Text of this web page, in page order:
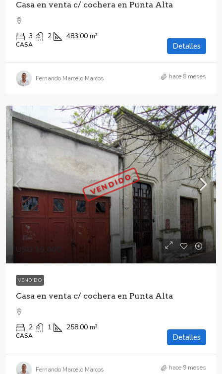
Casa en venta c/ cochera en Punta Alta
3 2 483.00 m²
CASA Detalles
Fernando Marcelo Marcos hace 8 meses
VENDIDO
VENDIDO
Casa en venta c/ cochera en Punta Alta
2 1 258.00 m²
CASA Detalles
Fernando Marcelo Marcos hace 9 meses